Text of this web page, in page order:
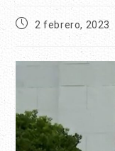
2 febrero, 2023